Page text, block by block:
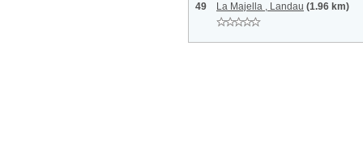
49 La Majella , Landau (1.96 km)